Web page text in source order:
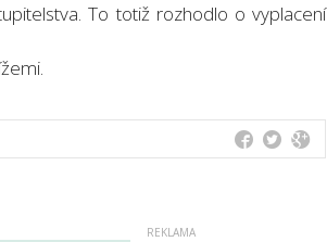
To totiž rozhodlo o vyplacení